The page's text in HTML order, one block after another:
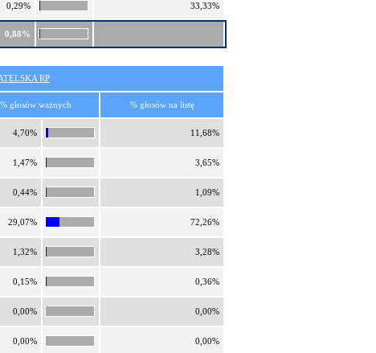
0,29% 33,33%
0,88%
RP
% głosów ważnych % głosów na listę
4,70% 11,68%
1,47% 3,65%
0,44% 1,09%
29,07% 72,26%
1,32% 3,28%
0,15% 0,36%
0,00% 0,00%
0,00% 0,00%